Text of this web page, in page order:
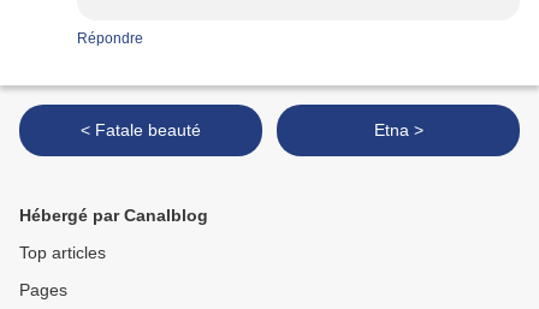
Répondre
< Fatale beauté Etna >
Hébergé par Canalblog
Top articles
Pages